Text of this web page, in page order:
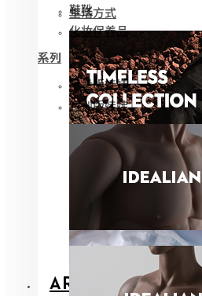
生活方式
ARCHIVES
鞋靴
化妆保养品
系列
限量版娃娃
特别版娃娃